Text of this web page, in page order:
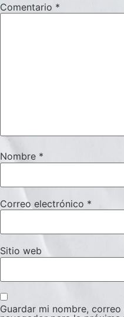
Comentario *
Nombre *
Correo electrónico *
Sitio web
Guardar mi nombre,